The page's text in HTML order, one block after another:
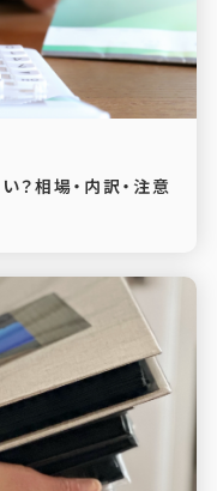
？相場・内訳・注意